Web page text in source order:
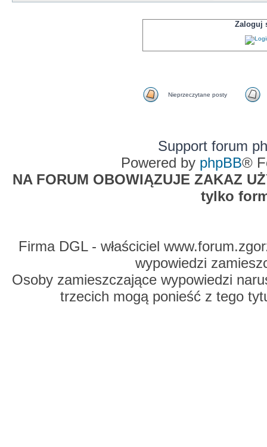
Zaloguj
Nieprzeczytane posty
Support forum
Powered by phpBB®
NA FORUM OBOWIĄZUJE ZAKAZ
tylko
Firma DGL - właściciel
wypowiedzi
Osoby zamieszczające wypowiedzi
trzecich mogą ponieść z tego